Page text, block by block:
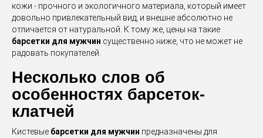
кожи - прочного и экологичного материала, который имеет
довольно привлекательный вид, и внешне абсолютно не
отличается от натуральной. К тому же, цены на такие
барсетки для мужчин существенно ниже, что не может не
радовать покупателей.
Несколько слов об
особенностях барсеток-
клатчей
Кистевые барсетки для мужчин предназначены для